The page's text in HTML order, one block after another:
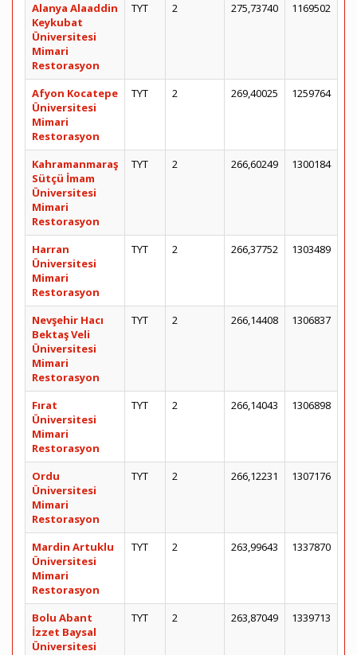
Alanya Alaaddin
Keykubat
Üniversitesi
Mimari
Restorasyon
TYT 2 275,73740 1169502
Afyon Kocatepe
Üniversitesi
Mimari
Restorasyon
TYT 2 269,40025 1259764
Kahramanmaraş
Sütçü İmam
Üniversitesi
Mimari
Restorasyon
TYT 2 266,60249 1300184
Harran
Üniversitesi
Mimari
Restorasyon
TYT 2 266,37752 1303489
Nevşehir Hacı
Bektaş Veli
Üniversitesi
Mimari
Restorasyon
TYT 2 266,14408 1306837
Fırat
Üniversitesi
Mimari
Restorasyon
TYT 2 266,14043 1306898
Ordu
Üniversitesi
Mimari
Restorasyon
TYT 2 266,12231 1307176
Mardin Artuklu
Üniversitesi
Mimari
Restorasyon
TYT 2 263,99643 1337870
Bolu Abant
İzzet Baysal
Üniversitesi
TYT 2 263,87049 1339713